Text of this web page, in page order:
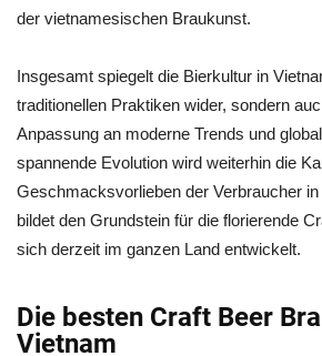
der vietnamesischen Braukunst.
Insgesamt spiegelt die Bierkultur in
traditionellen Praktiken wider, sondern
Anpassung an moderne Trends und
spannende Evolution wird weiterhin die
Geschmacksvorlieben der Verbraucher
bildet den Grundstein für die florierende
sich derzeit im ganzen Land entwickelt.
Die besten Craft Beer
Vietnam